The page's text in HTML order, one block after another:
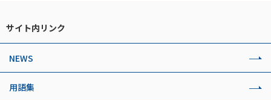
サイト内リンク
NEWS
用語集